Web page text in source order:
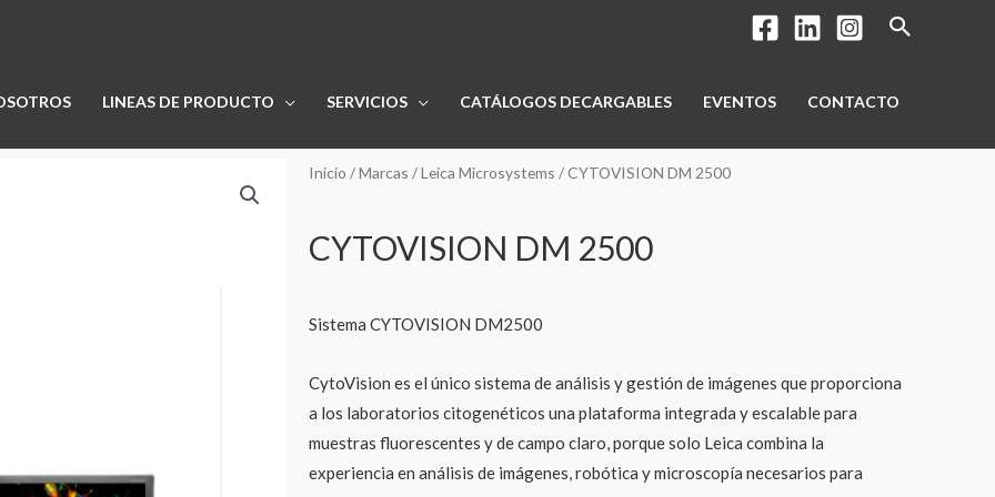
Buscar
LINEAS DE PRODUCTO SERVICIOS CATÁLOGOS DECARGABLES EVENTOS CONTACTO
Inicio /Marcas /Leica Microsystems / CYTOVISION DM 2500
CYTOVISION DM 2500
Sistema CYTOVISION DM2500
CytoVision es el único sistema de análisis y gestión de imágenes que proporciona
a los laboratorios citogenéticos una plataforma integrada y escalable para
muestras fluorescentes y de campo claro, porque solo Leica combina la
experiencia en análisis de imágenes, robótica y microscopía necesarios para